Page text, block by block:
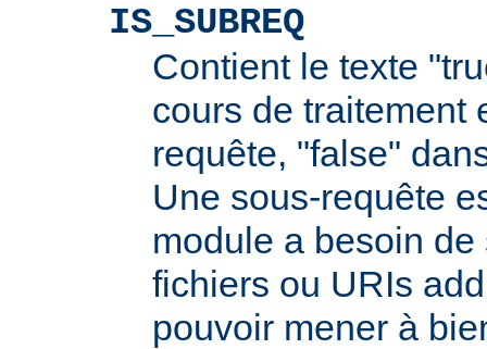
IS_SUBREQ
Contient le texte
cours de traitement
requête, "false"
Une sous-requête
module a besoin
fichiers ou URIs
pouvoir mener à